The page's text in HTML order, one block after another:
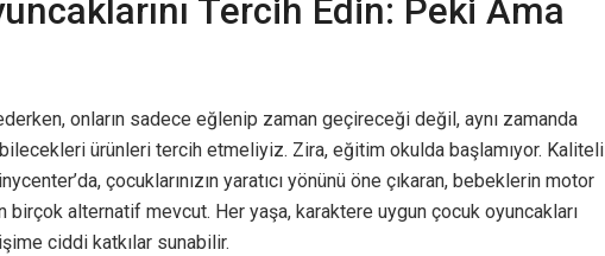
Tercih Edin: Peki Ama
onların sadece eğlenip zaman geçireceği değil, aynı zamanda
ürünleri tercih etmeliyiz. Zira, eğitim okulda başlamıyor. Kaliteli
çocuklarınızın yaratıcı yönünü öne çıkaran, bebeklerin motor
alternatif mevcut. Her yaşa, karaktere uygun çocuk oyuncakları
ciddi katkılar sunabilir.